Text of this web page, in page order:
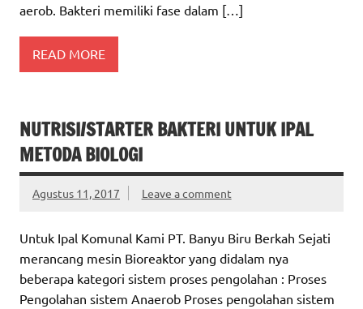
aerob. Bakteri memiliki fase dalam […]
READ MORE
NUTRISI/STARTER BAKTERI UNTUK IPAL
METODA BIOLOGI
Agustus 11, 2017 Leave a comment
Untuk Ipal Komunal Kami PT. Banyu Biru Berkah Sejati
merancang mesin Bioreaktor yang didalam nya
beberapa kategori sistem proses pengolahan : Proses
Pengolahan sistem Anaerob Proses pengolahan sistem